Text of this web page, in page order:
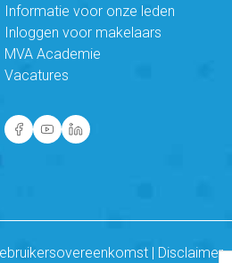
Informatie voor onze leden
Inloggen voor makelaars
MVA Academie
Vacatures
Disclaimer